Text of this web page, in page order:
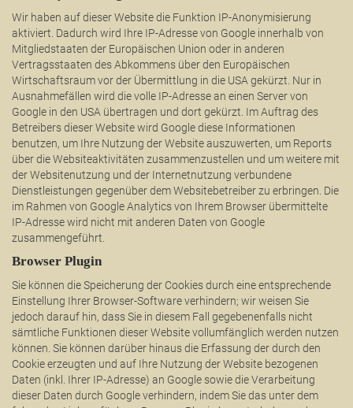
Wir haben auf dieser Website die Funktion IP-Anonymisierung
aktiviert. Dadurch wird Ihre IP-Adresse von Google innerhalb von
Mitgliedstaaten der Europäischen Union oder in anderen
Vertragsstaaten des Abkommens über den Europäischen
Wirtschaftsraum vor der Übermittlung in die USA gekürzt. Nur in
Ausnahmefällen wird die volle IP-Adresse an einen Server von
Google in den USA übertragen und dort gekürzt. Im Auftrag des
Betreibers dieser Website wird Google diese Informationen
benutzen, um Ihre Nutzung der Website auszuwerten, um Reports
über die Websiteaktivitäten zusammenzustellen und um weitere mit
der Websitenutzung und der Internetnutzung verbundene
Dienstleistungen gegenüber dem Websitebetreiber zu erbringen. Die
im Rahmen von Google Analytics von Ihrem Browser übermittelte
IP-Adresse wird nicht mit anderen Daten von Google
zusammengeführt.
Browser Plugin
Sie können die Speicherung der Cookies durch eine entsprechende
Einstellung Ihrer Browser-Software verhindern; wir weisen Sie
jedoch darauf hin, dass Sie in diesem Fall gegebenenfalls nicht
sämtliche Funktionen dieser Website vollumfänglich werden nutzen
können. Sie können darüber hinaus die Erfassung der durch den
Cookie erzeugten und auf Ihre Nutzung der Website bezogenen
Daten (inkl. Ihrer IP-Adresse) an Google sowie die Verarbeitung
dieser Daten durch Google verhindern, indem Sie das unter dem